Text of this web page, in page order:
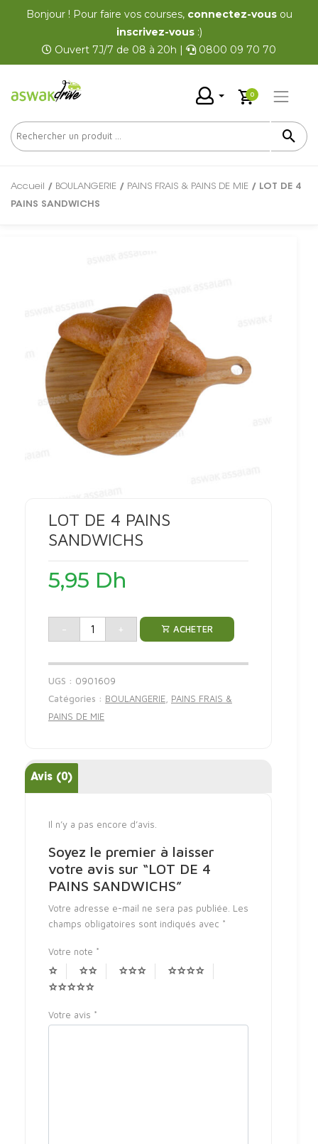
Bonjour ! Pour faire vos courses, connectez-vousou
inscrivez-vous:)
Ouvert 7J/7 de 08 à 20h |
0800 09 70 70
0
Accueil / BOULANGERIE / PAINS FRAIS & PAINS DE MIE / LOT DE 4
PAINS SANDWICHS
LOT DE 4 PAINS
SANDWICHS
5,95 Dh
- + ACHETER
UGS : 0901609
Catégories : BOULANGERIE PAINS FRAIS &
PAINS DE MIE
Avis (0)
Il n’y a pas encore d’avis.
Soyez le premier à laisser
votre avis sur “LOT DE 4
PAINS SANDWICHS”
Votre adresse e-mail ne sera pas publiée. Les
champs obligatoires sont indiqués avec *
Votre note *
Votre avis *